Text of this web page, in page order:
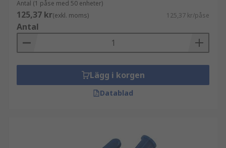
Antal (1 påse med 50 enheter)
125,37 kr(exkl. moms) 125,37 kr/påse
Antal
Lägg i korgen
Datablad